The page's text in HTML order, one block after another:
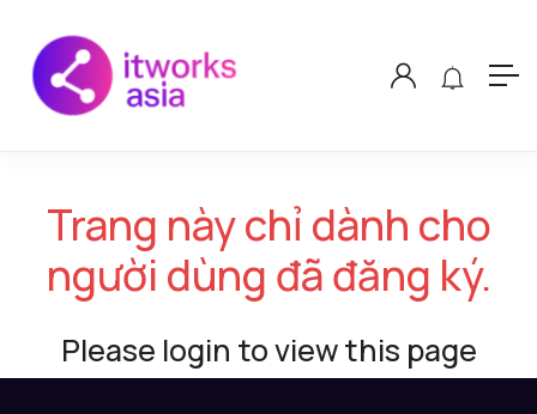
Trang này chỉ dành cho
người dùng đã đăng ký.
Please login to view this page